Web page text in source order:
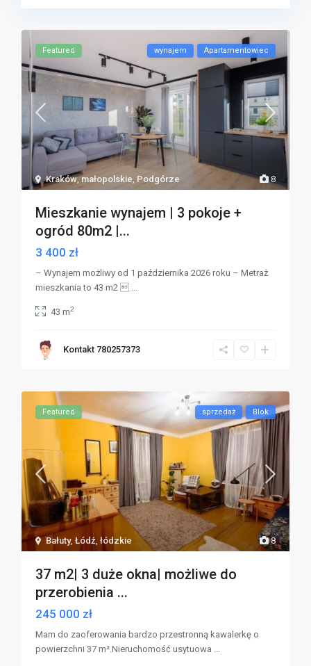
8
Kraków,małopolskie, Podgórze
Featured wynajem Apartamentowiec
Mieszkanie wynajem | 3 pokoje +
ogród 80m2 |...
3 400 zł
– Wynajem możliwy od 1 października 2026 roku – Metraż
mieszkania to 43 m2  ...
43 m2
Kontakt 780257373
8
Bałuty,Łódź,łódzkie
Featured sprzedaż Blok
37 m2| 3 duże okna| możliwe do
przerobienia ...
245 000 zł
Mam do zaoferowania bardzo przestronną kawalerkę o
powierzchni 37 m².Nieruchomość usytuowa ...